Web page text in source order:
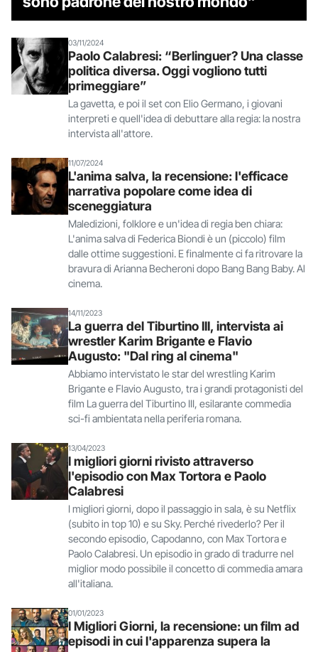
03/11/2024
Paolo Calabresi: “Berlinguer? Una classe
politica diversa. Oggi vogliono tutti
primeggiare”
La gavetta, e poi il set con Elio Germano, i giovani
interpreti e quell'idea di debuttare alla regia: la nostra
intervista all'attore.
11/07/2024
L'anima salva, la recensione: l'efficace
narrativa popolare come idea di
sceneggiatura
Maledizioni, folklore e un'idea di regia ben chiara:
L'anima salva di Federica Biondi è un (piccolo) film
dalle ottime suggestioni. E finalmente ci fa ritrovare la
bravura di Arianna Becheroni dopo Bang Bang Baby. Al
cinema.
14/11/2023
La guerra del Tiburtino III, intervista ai
wrestler Karim Brigante e Flavio
Augusto: "Dal ring al cinema"
Abbiamo intervistato le star del wrestling Karim
Brigante e Flavio Augusto, tra i grandi protagonisti del
film La guerra del Tiburtino III, esilarante commedia
sci-fi ambientata nella periferia romana.
13/04/2023
I migliori giorni rivisto attraverso
l'episodio con Max Tortora e Paolo
Calabresi
I migliori giorni, dopo il passaggio in sala, è su Netflix
(subito in top 10) e su Sky. Perché rivederlo? Per il
secondo episodio, Capodanno, con Max Tortora e
Paolo Calabresi. Un episodio in grado di tradurre nel
miglior modo possibile il concetto di commedia amara
all'italiana.
01/01/2023
I Migliori Giorni, la recensione: un film ad
episodi in cui l'apparenza supera la